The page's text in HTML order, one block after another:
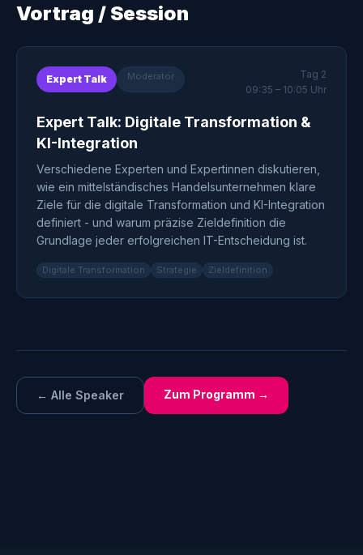
Vortrag / Session
Expert Talk Moderator
Tag 2
09:35 – 10:05 Uhr
Expert Talk: Digitale Transformation &
KI-Integration
Verschiedene Experten und Expertinnen diskutieren,
wie ein mittelständisches Handelsunternehmen klare
Ziele für die digitale Transformation und KI-Integration
definiert - und warum präzise Zieldefinition die
Grundlage jeder erfolgreichen IT-Entscheidung ist.
Digitale Transformation Strategie Zieldefinition
← Alle Speaker Zum Programm →